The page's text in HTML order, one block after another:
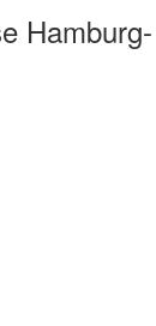
Hamburg-